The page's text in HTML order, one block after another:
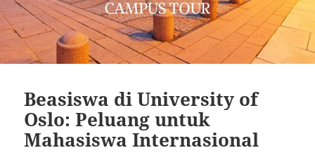
Beasiswa di University of
Oslo: Peluang untuk
Mahasiswa Internasional